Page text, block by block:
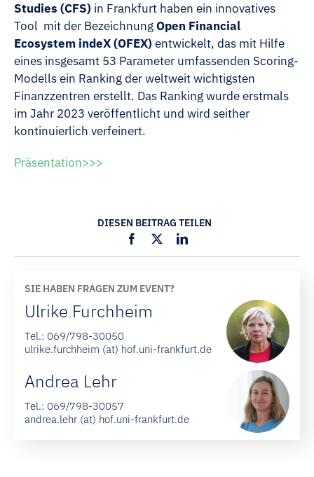
Studies (CFS) in Frankfurt haben ein innovatives
Tool mit der BezeichnungOpen Financial
Ecosystem indeX (OFEX) entwickelt, das mit Hilfe
eines insgesamt 53 Parameter umfassenden Scoring-
Modells ein Ranking der weltweit wichtigsten
Finanzzentren erstellt. Das Ranking wurde erstmals
im Jahr 2023 veröffentlicht und wird seither
kontinuierlich verfeinert.
Präsentation>>>
DIESEN BEITRAG TEILEN
SIE HABEN FRAGEN ZUM EVENT?
Ulrike Furchheim
Tel.: 069/798-30050
ulrike.furchheim (at) hof.uni-frankfurt.de
Andrea Lehr
Tel.: 069/798-30057
andrea.lehr (at) hof.uni-frankfurt.de